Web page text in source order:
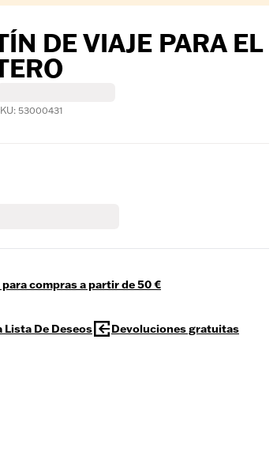
DE VIAJE PARA EL
53000431
compras a partir de 50 €
Lista De Deseos Devoluciones gratuitas